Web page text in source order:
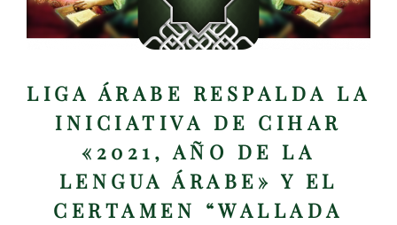
LIGA ÁRABE RESPALDA LA
INICIATIVA DE CIHAR
«2021, AÑO DE LA
LENGUA ÁRABE» Y EL
CERTAMEN “WALLADA